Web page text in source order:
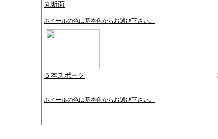
丸断面
ホイールの色は基本色からお選び下さい。
５本スポーク
ホイールの色は基本色からお選び下さい。